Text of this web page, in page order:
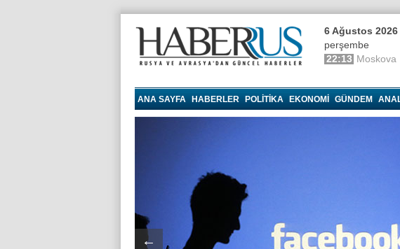
6 Ağustos 2026
perşembe
22:13 Moskova
ANA SAYFA HABERLER POLITIKA EKONOMI GÜNDEM
←